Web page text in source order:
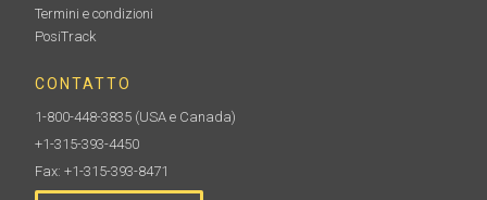
Termini e condizioni
PosiTrack
CONTATTO
1-800-448-3835 (USA e Canada)
+1-315-393-4450
Fax: +1-315-393-8471